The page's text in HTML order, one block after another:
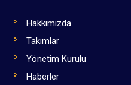
Hakkımızda
Takımlar
Yönetim Kurulu
Haberler